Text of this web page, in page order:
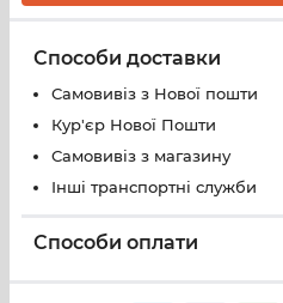
Способи доставки
Самовивіз з Нової пошти
Кур'єр Нової Пошти
Самовивіз з магазину
Інші транспортні служби
Способи оплати